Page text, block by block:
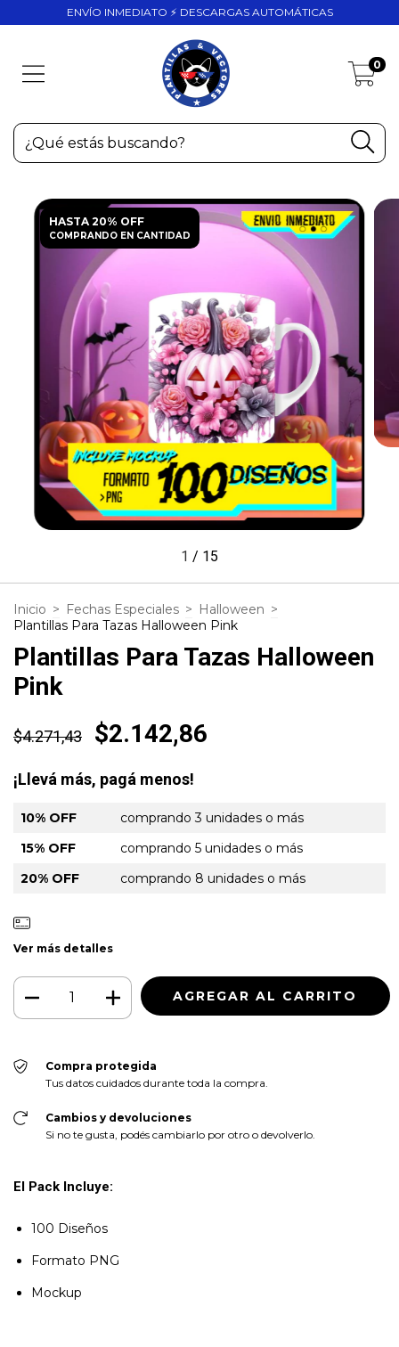
ENVÍO INMEDIATO ⚡ DESCARGAS AUTOMÁTICAS
0
HASTA 20% OFF
COMPRANDO EN CANTIDAD
1 / 15
Inicio > Fechas Especiales > Halloween >
Plantillas Para Tazas Halloween Pink
Plantillas Para Tazas Halloween
Pink
$4.271,43 $2.142,86
¡Llevá más, pagá menos!
10% OFF
comprando 3 unidades o más
15% OFF
comprando 5 unidades o más
20% OFF
comprando 8 unidades o más
Ver más detalles
Compra protegida
Tus datos cuidados durante toda la compra.
Cambios y devoluciones
Si no te gusta, podés cambiarlo por otro o devolverlo.
El Pack Incluye:
100 Diseños
Formato PNG
Mockup